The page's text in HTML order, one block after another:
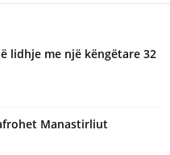
lidhje me një këngëtare 32
afrohet Manastirliut